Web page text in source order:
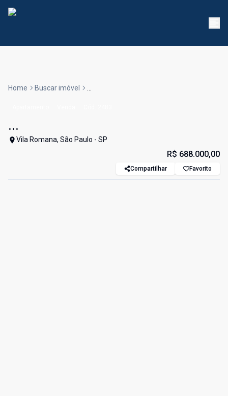
Home Buscar imóvel ...
...
Vila Romana, São Paulo - SP
R$ 688.000,00
Compartilhar Favorito